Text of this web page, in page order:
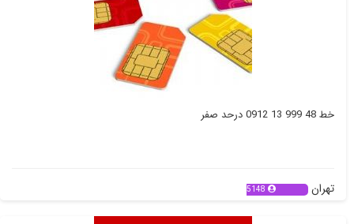
خط 48 999 13 0912 درحد صفر
تهران 5148